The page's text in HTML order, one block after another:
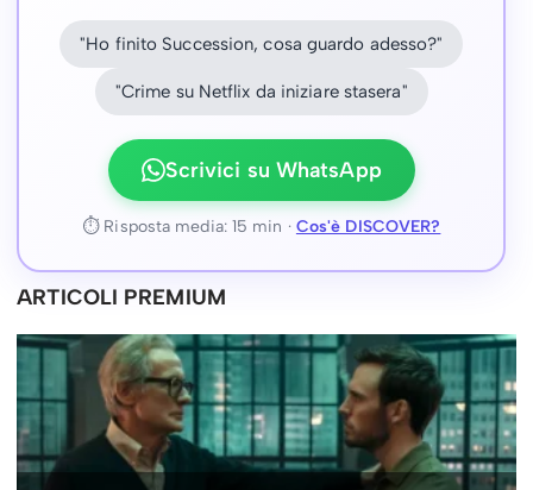
"Ho finito Succession, cosa guardo adesso?"
"Crime su Netflix da iniziare stasera"
Scrivici su WhatsApp
⏱ Risposta media: 15 min · Cos'è DISCOVER?
ARTICOLI PREMIUM